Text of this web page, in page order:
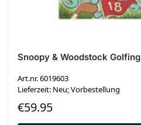
Snoopy & Woodstock Golfing
Art.nr. 6019603
Lieferzeit: Neu; Vorbestellung
€59.95